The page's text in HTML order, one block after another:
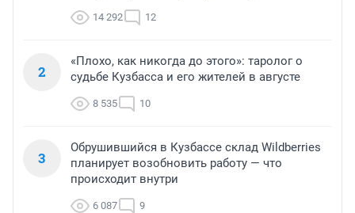
14 292 12
2
«Плохо, как никогда до этого»: таролог о
судьбе Кузбасса и его жителей в августе
8 535 10
3
Обрушившийся в Кузбассе склад Wildberries
планирует возобновить работу — что
происходит внутри
6 087 9